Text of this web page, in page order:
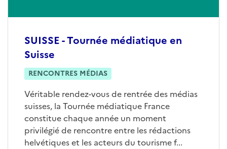
SUISSE - Tournée médiatique en
Suisse
RENCONTRES MÉDIAS
Véritable rendez-vous de rentrée des médias
suisses, la Tournée médiatique France
constitue chaque année un moment
privilégié de rencontre entre les rédactions
helvétiques et les acteurs du tourisme f...